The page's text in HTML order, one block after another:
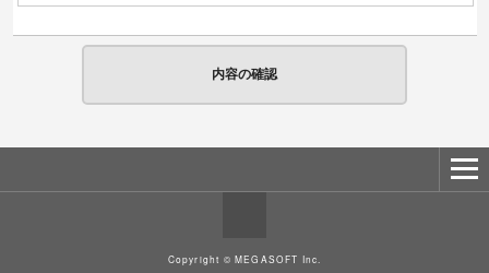
Copyright © MEGASOFT Inc.